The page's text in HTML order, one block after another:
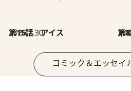
2026.7.30
第15話 アイス 第8回
コミック＆エッセイ